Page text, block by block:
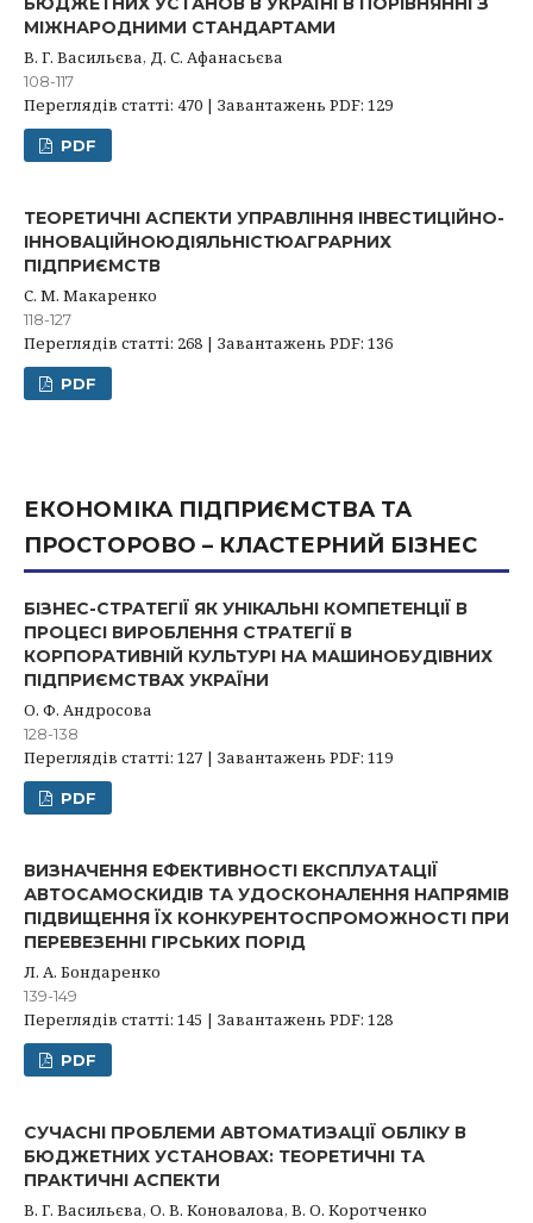
МІЖНАРОДНИМИ СТАНДАРТАМИ
В. Г. Васильєва, Д. С. Афанасьєва
108-117
Переглядів статті: 470 | Завантажень PDF: 129
PDF
ТЕОРЕТИЧНІ АСПЕКТИ УПРАВЛІННЯ ІНВЕСТИЦІЙНО-
ІННОВАЦІЙНОЮДІЯЛЬНІСТЮАГРАРНИХ
ПІДПРИЄМСТВ
С. М. Макаренко
118-127
Переглядів статті: 268 | Завантажень PDF: 136
PDF
ЕКОНОМІКА ПІДПРИЄМСТВА ТА
ПРОСТОРОВО – КЛАСТЕРНИЙ БІЗНЕС
БІЗНЕС-СТРАТЕГІЇ ЯК УНІКАЛЬНІ КОМПЕТЕНЦІЇ В
ПРОЦЕСІ ВИРОБЛЕННЯ СТРАТЕГІЇ В
КОРПОРАТИВНІЙ КУЛЬТУРІ НА МАШИНОБУДІВНИХ
ПІДПРИЄМСТВАХ УКРАЇНИ
О. Ф. Андросова
128-138
Переглядів статті: 127 | Завантажень PDF: 119
PDF
ВИЗНАЧЕННЯ ЕФЕКТИВНОСТІ ЕКСПЛУАТАЦІЇ
АВТОСАМОСКИДІВ ТА УДОСКОНАЛЕННЯ НАПРЯМІВ
ПІДВИЩЕННЯ ЇХ КОНКУРЕНТОСПРОМОЖНОСТІ ПРИ
ПЕРЕВЕЗЕННІ ГІРСЬКИХ ПОРІД
Л. А. Бондаренко
139-149
Переглядів статті: 145 | Завантажень PDF: 128
PDF
СУЧАСНІ ПРОБЛЕМИ АВТОМАТИЗАЦІЇ ОБЛІКУ В
БЮДЖЕТНИХ УСТАНОВАХ: ТЕОРЕТИЧНІ ТА
ПРАКТИЧНІ АСПЕКТИ
В. Г. Васильєва, О. В. Коновалова, В. О. Коротченко